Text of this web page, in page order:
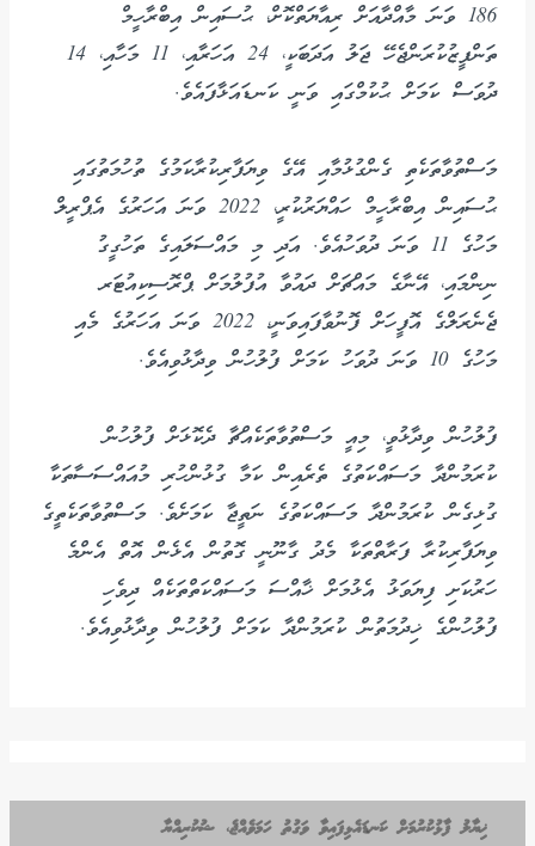
186 ވަނަ މާއްދާއަށް ރިއާޔަތްކޮށް، ޙުސައިން އިބްރާހީމް
ތަންފީޒުކުރަންޖެހޭ ޖަލު އަދަބަކީ، 24 އަހަރާއި، 11 މަހާއި، 14
ދުވަސް ކަމަށް ޙުކުމްގައި ވަނީ ކަނޑައަޅާފައެވެ.
މަސްތުވާތަކެތި ގެންގުޅުމާއި އޭގެ ވިޔަފާރިކުރާކަމުގެ ތުހުމަތުގައި
ޙުސައިން އިބްރާހީމް ހައްޔަރުކުރީ، 2022 ވަނަ އަހަރުގެ އެޕްރީލް
މަހުގެ 11 ވަނަ ދުވަހުއެވެ. އަދި މި މައްސަލައިގެ ތަހުގީގު
ނިންމައި، އޭނާގެ މައްޗަށް ދައުވާ އުފުލުމަށް ޕްރޮސިކިއުޓަރ
ޖެނެރަލްގެ އޮފީހަށް ފޮނުވާފައިވަނީ، 2022 ވަނަ އަހަރުގެ މެއި
މަހުގެ 10 ވަނަ ދުވަހު ކަމަށް ފުލުހުން ވިދާޅުވިއެވެ.
ފުލުހުން ވިދާޅުވީ، މިއީ މަސްތުވާތަކެއްޗާ ދެކޮޅަށް ފުލުހުން
ކުރަމުންދާ މަސައްކަތުގެ ތެރެއިން ކަމާ ގުޅުންހުރި މުއައްސަސާތަކާ
ގުޅިގެން ކުރަމުންދާ މަސައްކަތުގެ ނަތީޖާ ކަމަށެވެ. މަސްތުވާތަކެތީގެ
ވިޔަފާރިކުރާ ފަރާތްތަކާ މެދު ގާނޫނީ ގޮތުން އެޅެން އޮތް އެންމެ
ހަރުކަށި ފިޔަވަޅު އެޅުމަށް ޚާއްސަ މަސައްކަތްތަކެއް ދިވެހި
ފުލުހުންގެ ޚިދުމަތުން ކުރަމުންދާ ކަމަށް ފުލުހުން ވިދާޅުވިއެވެ.
ޚިޔާލު ފާޅުކުރުމަށް ކަނޑައެޅިފައިވާ ވަގުތު ހަމަވެއްޖެ، ޝުކުރިއްޔާ